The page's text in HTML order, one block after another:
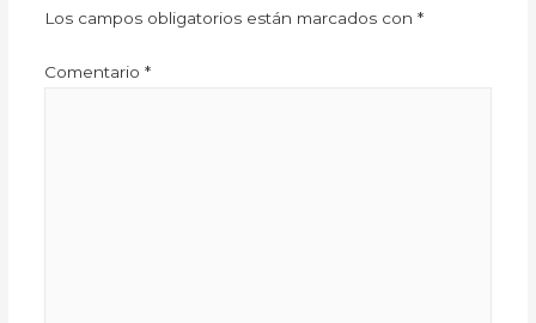
Los campos obligatorios están marcados con *
Comentario *